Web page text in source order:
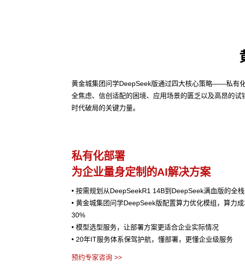
黄金城集团问学DeepSeek版通过四大核心策略——私有
全焦虑、信创适配的困境、应用场景的匮乏以及高昂的
时代破局的关键力量。
私有化部署
为企业量身定制的AI解决方案
• 按需规划从DeepSeekR1 14B到DeepSeek满血版的全
• 黄金城集团问学DeepSeek版配置算力优化模组，算力
30%
• 模型选型服务，让部署方案更适合企业实际情况
• 20年IT服务体系保驾护航，懂部署，更懂企业级服务
预约专家咨询 >>